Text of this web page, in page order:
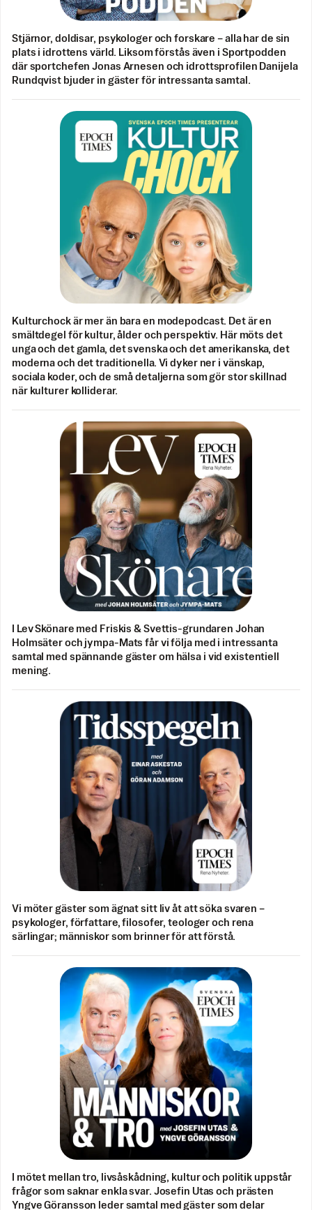
Stjärnor, doldisar, psykologer och forskare – alla har de sin
plats i idrottens värld. Liksom förstås även i Sportpodden
där sportchefen Jonas Arnesen och idrottsprofilen Danijela
Rundqvist bjuder in gäster för intressanta samtal.
Kulturchock är mer än bara en modepodcast. Det är en
smältdegel för kultur, ålder och perspektiv. Här möts det
unga och det gamla, det svenska och det amerikanska, det
moderna och det traditionella. Vi dyker ner i vänskap,
sociala koder, och de små detaljerna som gör stor skillnad
när kulturer kolliderar.
I Lev Skönare med Friskis & Svettis-grundaren Johan
Holmsäter och jympa-Mats får vi följa med i intressanta
samtal med spännande gäster om hälsa i vid existentiell
mening.
Vi möter gäster som ägnat sitt liv åt att söka svaren –
psykologer, författare, filosofer, teologer och rena
särlingar; människor som brinner för att förstå.
I mötet mellan tro, livsåskådning, kultur och politik uppstår
frågor som saknar enkla svar. Josefin Utas och prästen
Yngve Göransson leder samtal med gäster som delar